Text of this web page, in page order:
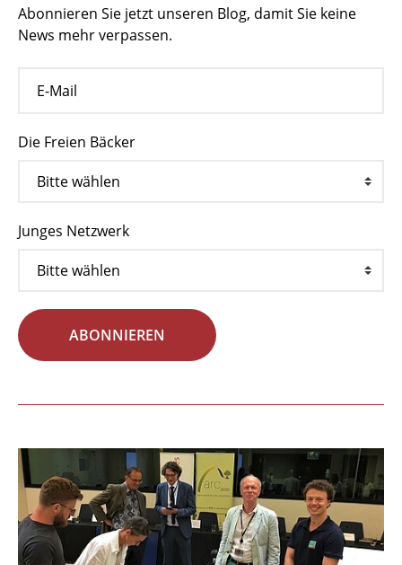
Abonnieren Sie jetzt unseren Blog, damit Sie keine
News mehr verpassen.
Die Freien Bäcker
Junges Netzwerk
ABONNIEREN